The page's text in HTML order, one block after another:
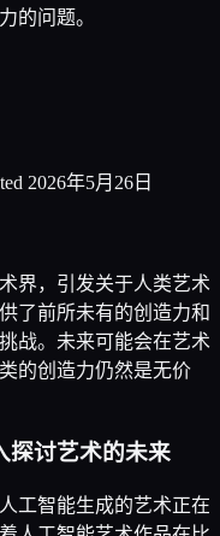
的问题。
2026年5月26日
界，引发关于人类艺术
了前所未有的创造力和
战。未来可能会在艺术
的创造力仍然是无价
探讨艺术的未来
工智能生成的艺术正在